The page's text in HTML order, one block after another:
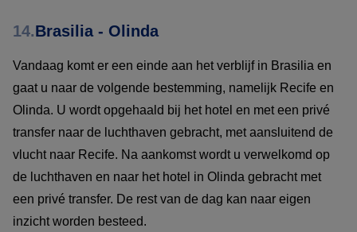
14.Brasilia - Olinda
Vandaag komt er een einde aan het verblijf in Brasilia en
gaat u naar de volgende bestemming, namelijk Recife en
Olinda. U wordt opgehaald bij het hotel en met een privé
transfer naar de luchthaven gebracht, met aansluitend de
vlucht naar Recife. Na aankomst wordt u verwelkomd op
de luchthaven en naar het hotel in Olinda gebracht met
een privé transfer. De rest van de dag kan naar eigen
inzicht worden besteed.